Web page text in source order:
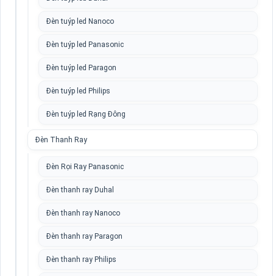
Đèn tuýp led Nanoco
Đèn tuýp led Panasonic
Đèn tuýp led Paragon
Đèn tuýp led Philips
Đèn tuýp led Rạng Đông
Đèn Thanh Ray
Đèn Rọi Ray Panasonic
Đèn thanh ray Duhal
Đèn thanh ray Nanoco
Đèn thanh ray Paragon
Đèn thanh ray Philips